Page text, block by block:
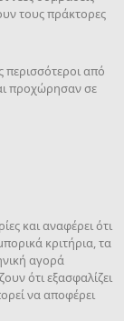
τους πράκτορες
περισσότεροι από
προχώρησαν σε
και αναφέρει ότι
κριτήρια, τα
αγορά
ότι εξασφαλίζει
να αποφέρει